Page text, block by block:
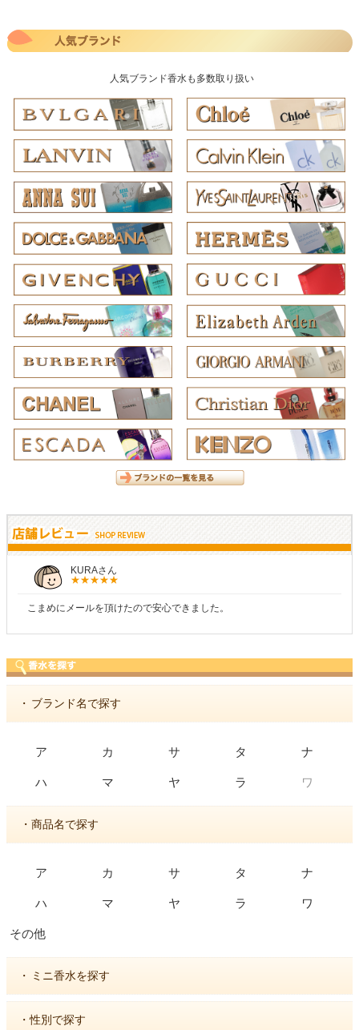
人気ブランド香水も多数取り扱い
KURAさん
こまめにメールを頂けたので安心できました。
・ ブランド名で探す
ア カ サ タ ナ
ハ マ ヤ ラ ワ
・商品名で探す
ア カ サ タ ナ
ハ マ ヤ ラ ワ
その他
・ ミニ香水を探す
・性別で探す